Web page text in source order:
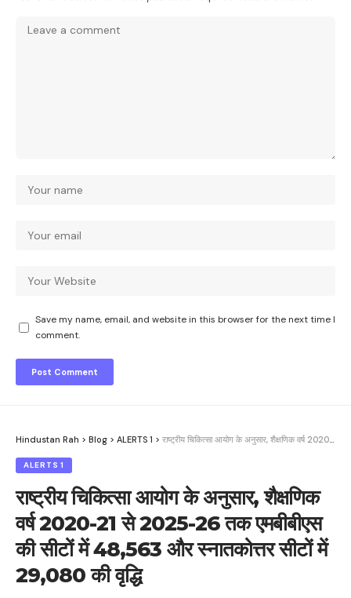
Save my name, email, and website in this browser for the next time I
comment.
Hindustan Rah > Blog > ALERTS 1 > राष्ट्रीय चिकित्सा आयोग के अनुसार, शैक्षणिक वर्ष 2020-21 से 2025-26 तक एमबीबीएस की सीटों में 48,563 और स्नातकोत्तर सीटों में 29,080 की वृद्धि
ALERTS 1
राष्ट्रीय चिकित्सा आयोग के अनुसार, शैक्षणिक
वर्ष 2020-21 से 2025-26 तक एमबीबीएस
की सीटों में 48,563 और स्नातकोत्तर सीटों में
29,080 की वृद्धि